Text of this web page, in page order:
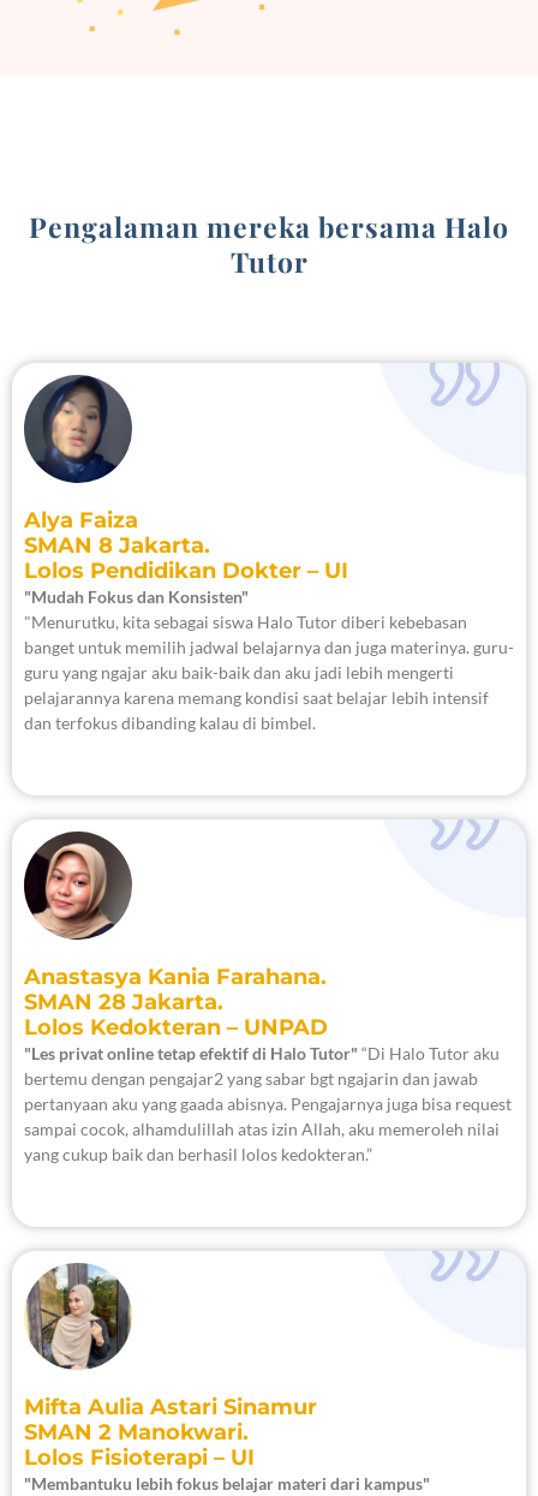
Pengalaman mereka bersama Halo
Tutor
Alya Faiza
SMAN 8 Jakarta.
Lolos Pendidikan Dokter – UI
"Mudah Fokus dan Konsisten"
"Menurutku, kita sebagai siswa Halo Tutor diberi kebebasan
banget untuk memilih jadwal belajarnya dan juga materinya. guru-
guru yang ngajar aku baik-baik dan aku jadi lebih mengerti
pelajarannya karena memang kondisi saat belajar lebih intensif
dan terfokus dibanding kalau di bimbel.
Anastasya Kania Farahana.
SMAN 28 Jakarta.
Lolos Kedokteran – UNPAD
"Les privat online tetap efektif di Halo Tutor" “Di Halo Tutor aku
bertemu dengan pengajar2 yang sabar bgt ngajarin dan jawab
pertanyaan aku yang gaada abisnya. Pengajarnya juga bisa request
sampai cocok, alhamdulillah atas izin Allah, aku memeroleh nilai
yang cukup baik dan berhasil lolos kedokteran.”
Mifta Aulia Astari Sinamur
SMAN 2 Manokwari.
Lolos Fisioterapi – UI
"Membantuku lebih fokus belajar materi dari kampus"